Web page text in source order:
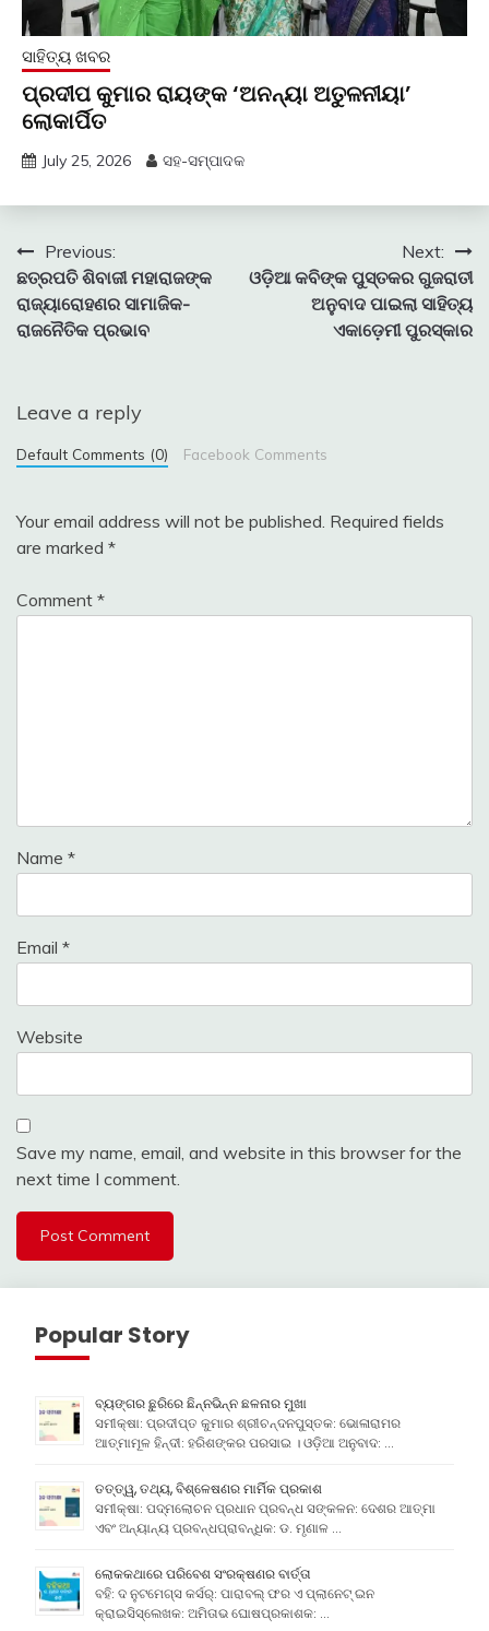
ସାହିତ୍ୟ ଖବର
ପ୍ରଦୀପ କୁମାର ରାୟଙ୍କ ‘ଅନନ୍ୟା ଅତୁଳନୀୟା’
ଲୋକାର୍ପିତ
July 25, 2026 ସହ-ସମ୍ପାଦକ
Post
navigation
Previous:
ଛତ୍ରପତି ଶିବାଜୀ ମହାରାଜଙ୍କ
ରାଜ୍ୟାରୋହଣର ସାମାଜିକ-
ରାଜନୈତିକ ପ୍ରଭାବ
Next:
ଓଡ଼ିଆ କବିଙ୍କ ପୁସ୍ତକର ଗୁଜରାତୀ
ଅନୁବାଦ ପାଇଲା ସାହିତ୍ୟ
ଏକାଡ଼େମୀ ପୁରସ୍କାର
Leave a reply
Default Comments (0) Facebook Comments
Your email address will not be published. Required fields
are marked *
Comment *
Name *
Email *
Website
Save my name, email, and website in this browser for the
next time I comment.
Popular Story
ବ୍ୟଙ୍ଗର ଛୁରିରେ ଛିନ୍ନଭିନ୍ନ ଛଳନାର ମୁଖା
ସମୀକ୍ଷା: ପ୍ରଦୀପ୍ତ କୁମାର ଶ୍ରୀଚନ୍ଦନପୁସ୍ତକ: ଭୋଳାରାମର
ଆତ୍ମାମୂଳ ହିନ୍ଦୀ: ହରିଶଙ୍କର ପରସାଇ । ଓଡ଼ିଆ ଅନୁବାଦ: …
ତତ୍ତ୍ୱ, ତଥ୍ୟ, ବିଶ୍ଳେଷଣର ମାର୍ମିକ ପ୍ରକାଶ
ସମୀକ୍ଷା: ପଦ୍ମଲୋଚନ ପ୍ରଧାନ ପ୍ରବନ୍ଧ ସଙ୍କଳନ: ଦେଶର ଆତ୍ମା
ଏବଂ ଅନ୍ୟାନ୍ୟ ପ୍ରବନ୍ଧପ୍ରାବନ୍ଧିକ: ଡ. ମୃଣାଳ …
ଲୋକକଥାରେ ପରିବେଶ ସଂରକ୍ଷଣର ବାର୍ତ୍ତା
ବହି: ଦ ନୁଟମେଗ୍ସ କର୍ସର୍: ପାରାବଲ୍ ଫର ଏ ପ୍ଲାନେଟ୍ ଇନ
କ୍ରାଇସିସ୍ଲେଖକ: ଅମିତାଭ ଘୋଷପ୍ରକାଶକ: …